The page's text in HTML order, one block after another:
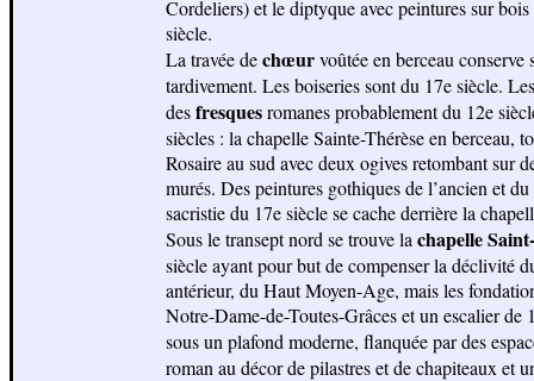
Cordeliers) et le diptyque avec peintures sur
siècle.
La travée dechœurvoûtée en berceau conserve
tardivement. Les boiseries sont du 17e siècle.
desfresquesromanes probablement du 12e
siècles : la chapelle Sainte-Thérèse en berceau,
Rosaire au sud avec deux ogives retombant sur
murés. Des peintures gothiques de l’ancien et
sacristie du 17e siècle se cache derrière la
Sous le transept nord se trouve la chapelle
siècle ayant pour but de compenser la déclivité
antérieur, du Haut Moyen-Age, mais les
Notre-Dame-de-Toutes-Grâces et un escalier de
sous un plafond moderne, flanquée par des
roman au décor de pilastres et de chapiteaux et